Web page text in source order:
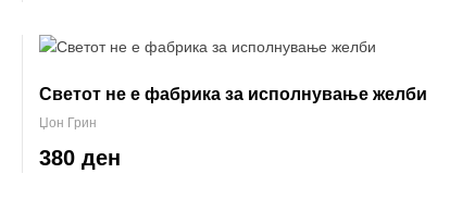
Светот не е фабрика за исполнување желби
Џон Грин
380 ден